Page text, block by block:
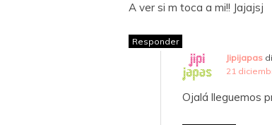
A ver si m toca a mi!! Jajajsj
Responder
Jipijapas
21
Ojalá lleguemos